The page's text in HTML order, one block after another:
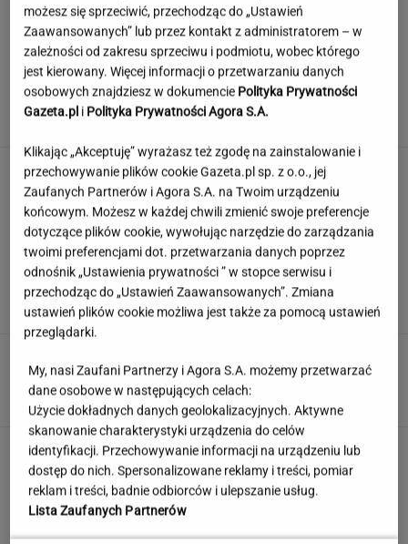
Lewandowska w ogniu krytyki za
wakacje bez dzieci. Hyży się odpaliła
Tak Nawrocki wymyka się spod
kontroli PiS. "Znalazł się w pułapce"
SUBSKRYPCJA
Quiz. Gdzie leży Kapsztad, a gdzie Zurych? To
test dla wyjadaczy!
oznaczać, że szkoła przestała służyć dziecku
MATERIAŁ PROMOCYJNY
Partnerka Litewki po jego
śmierci: Niektórzy zlecieli się jak sępy
SUBSKRYPCJA
możesz się sprzeciwić, przechodząc do „Ustawień
Zaawansowanych” lub przez kontakt z administratorem – w
zależności od zakresu sprzeciwu i podmiotu, wobec którego
jest kierowany. Więcej informacji o przetwarzaniu danych
osobowych znajdziesz w dokumencie Polityka Prywatności
Gazeta.pl i Polityka Prywatności Agora S.A.
Klikając „Akceptuję” wyrażasz też zgodę na zainstalowanie i
przechowywanie plików cookie Gazeta.pl sp. z o.o., jej
Zaufanych Partnerów i Agora S.A. na Twoim urządzeniu
końcowym. Możesz w każdej chwili zmienić swoje preferencje
dotyczące plików cookie, wywołując narzędzie do zarządzania
twoimi preferencjami dot. przetwarzania danych poprzez
odnośnik „Ustawienia prywatności ” w stopce serwisu i
przechodząc do „Ustawień Zaawansowanych”. Zmiana
ustawień plików cookie możliwa jest także za pomocą ustawień
przeglądarki.
My, nasi Zaufani Partnerzy i Agora S.A. możemy przetwarzać
dane osobowe w następujących celach:
Użycie dokładnych danych geolokalizacyjnych. Aktywne
skanowanie charakterystyki urządzenia do celów
identyfikacji. Przechowywanie informacji na urządzeniu lub
dostęp do nich. Spersonalizowane reklamy i treści, pomiar
reklam i treści, badnie odbiorców i ulepszanie usług.
Lista Zaufanych Partnerów